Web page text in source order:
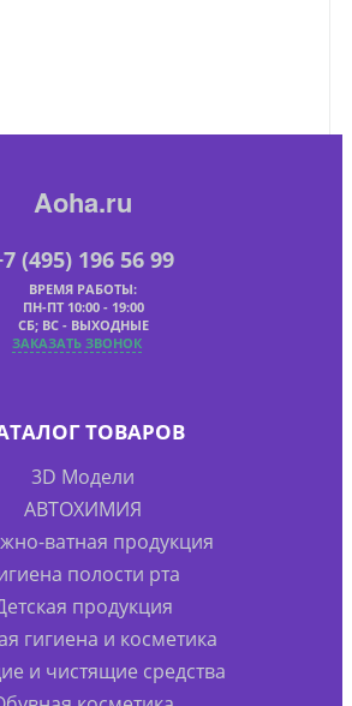
Aoha.ru
(495) 196 56 99
ВРЕМЯ РАБОТЫ:
ПН-ПТ 10:00 - 19:00
СБ; ВС - ВЫХОДНЫЕ
ЗАКАЗАТЬ ЗВОНОК
ТОВАРОВ
3D Модели
АВТОХИМИЯ
ватная продукция
полости рта
продукция
гигиена и косметика
и чистящие средства